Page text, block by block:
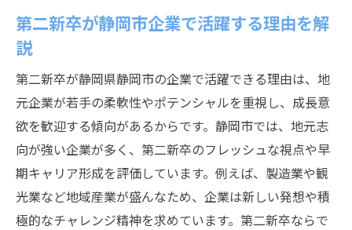
今こそ静岡市で第二新卒が挑戦すべきポイ
ント
第二新卒が静岡市で働きやすい職場を選ぶ
コツ
静岡市で第二新卒が注目すべき職種の特徴
地元企業で第二新卒が活かせる経験とは何
か
第二新卒の転職活動に有利な業界を解説
第二新卒が静岡市企業で活躍する理由を解
説
第二新卒が静岡県静岡市の企業で活躍できる理由は、地
元企業が若手の柔軟性やポテンシャルを重視し、成長意
欲を歓迎する傾向があるからです。静岡市では、地元志
向が強い企業が多く、第二新卒のフレッシュな視点や早
期キャリア形成を評価しています。例えば、製造業や観
光業など地域産業が盛んなため、企業は新しい発想や積
極的なチャレンジ精神を求めています。第二新卒ならで